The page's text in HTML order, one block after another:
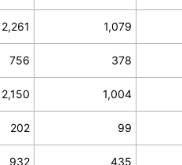
2,261 1,079
756 378
2,150 1,004
202 99
932 435